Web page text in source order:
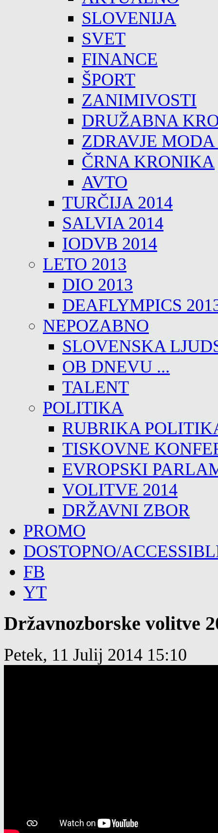
SLOVENIJA
SVET
FINANCE
ŠPORT
ZANIMIVOSTI
DRUŽABNA
ZDRAVJE
ČRNA KRONIKA
AVTO
TURČIJA 2014
SALVIA 2014
IODVB 2014
LETO 2013
DIO 2013
DEAFLYMPICS
NEPOZABNO
SLOVENSKA
OB DNEVU ...
TALENT
POLITIKA
RUBRIKA
TISKOVNE
EVROPSKI
VOLITVE 2014
DRŽAVNI ZBOR
PROMO
DOSTOPNO/
FB
YT
Državnozborske volitve
Petek, 11 Julij 2014 15:10